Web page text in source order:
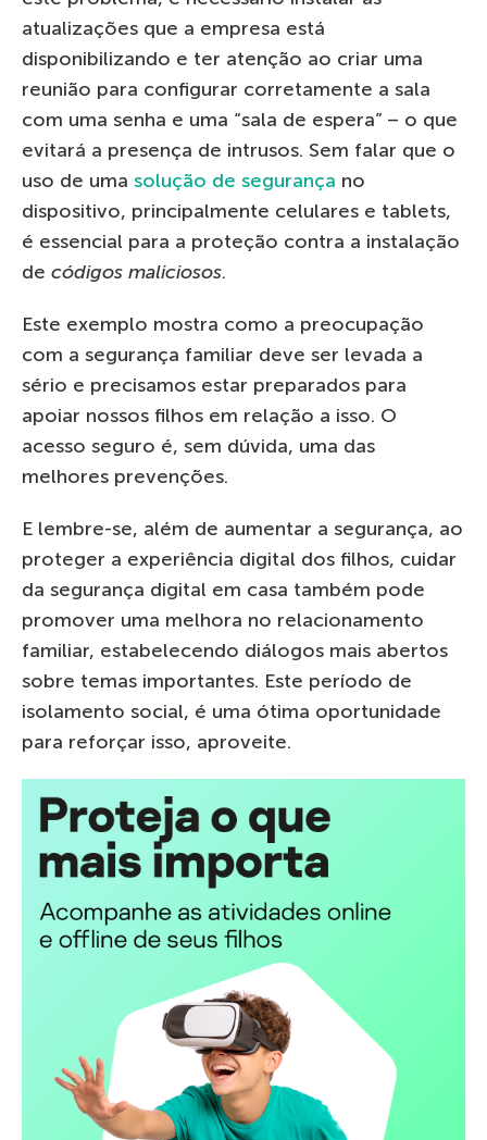
atualizações que a empresa está
disponibilizando e ter atenção ao criar uma
reunião para configurar corretamente a sala
com uma senha e uma “sala de espera” – o que
evitará a presença de intrusos. Sem falar que o
uso de uma solução de segurança no
dispositivo, principalmente celulares e tablets,
é essencial para a proteção contra a instalação
de códigos maliciosos.
Este exemplo mostra como a preocupação
com a segurança familiar deve ser levada a
sério e precisamos estar preparados para
apoiar nossos filhos em relação a isso. O
acesso seguro é, sem dúvida, uma das
melhores prevenções.
E lembre-se, além de aumentar a segurança, ao
proteger a experiência digital dos filhos, cuidar
da segurança digital em casa também pode
promover uma melhora no relacionamento
familiar, estabelecendo diálogos mais abertos
sobre temas importantes. Este período de
isolamento social, é uma ótima oportunidade
para reforçar isso, aproveite.